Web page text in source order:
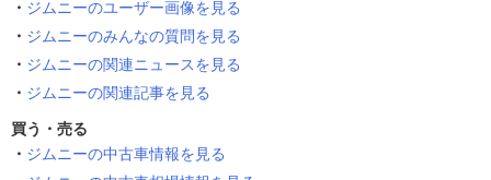
ジムニーのユーザー画像を見る
ジムニーのみんなの質問を見る
ジムニーの関連ニュースを見る
ジムニーの関連記事を見る
買う・売る
ジムニーの中古車情報を見る